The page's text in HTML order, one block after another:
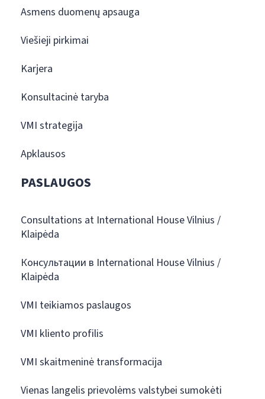
Asmens duomenų apsauga
Viešieji pirkimai
Karjera
Konsultacinė taryba
VMI strategija
Apklausos
PASLAUGOS
Consultations at International House Vilnius /
Klaipėda
Консультации в International House Vilnius /
Klaipėda
VMI teikiamos paslaugos
VMI kliento profilis
VMI skaitmeninė transformacija
Vienas langelis prievolėms valstybei sumokėti